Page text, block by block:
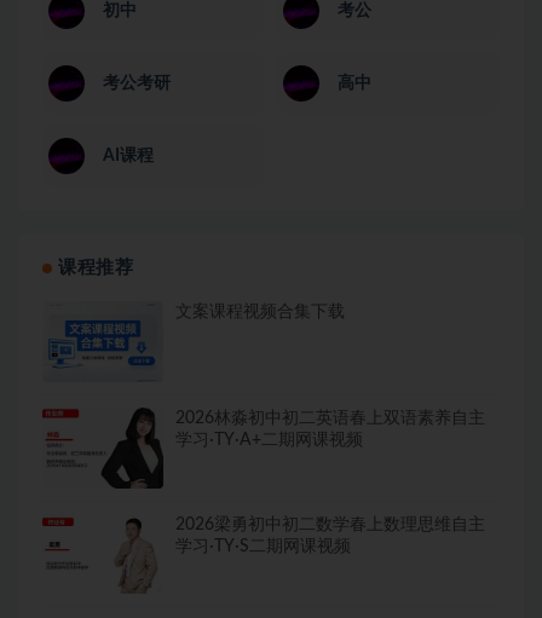
初中 考公
考公考研 高中
AI课程
课程推荐
文案课程视频合集下载
2026林淼初中初二英语春上双语素养自主
学习·TY·A+二期网课视频
2026梁勇初中初二数学春上数理思维自主
学习·TY·S二期网课视频